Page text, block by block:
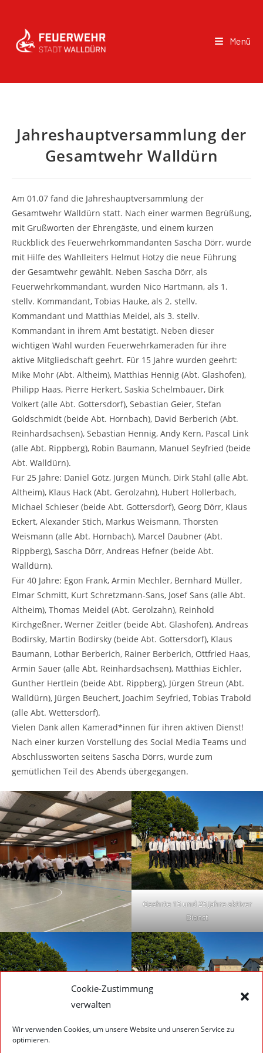
Cookie-Zustimmung
verwalten
Wir verwenden Cookies, um unsere Website und unseren Service zu
optimieren.
Menü
Jahreshauptversammlung der
Gesamtwehr Walldürn
Am 01.07 fand die Jahreshauptversammlung der
Gesamtwehr Walldürn statt. Nach einer warmen Begrüßung,
mit Grußworten der Ehrengäste, und einem kurzen
Rückblick des Feuerwehrkommandanten Sascha Dörr, wurde
mit Hilfe des Wahlleiters Helmut Hotzy die neue Führung
der Gesamtwehr gewählt. Neben Sascha Dörr, als
Feuerwehrkommandant, wurden Nico Hartmann, als 1.
stellv. Kommandant, Tobias Hauke, als 2. stellv.
Kommandant und Matthias Meidel, als 3. stellv.
Kommandant in ihrem Amt bestätigt. Neben dieser
wichtigen Wahl wurden Feuerwehrkameraden für ihre
aktive Mitgliedschaft geehrt. Für 15 Jahre wurden geehrt:
Mike Mohr (Abt. Altheim), Matthias Hennig (Abt. Glashofen),
Philipp Haas, Pierre Herkert, Saskia Schelmbauer, Dirk
Volkert (alle Abt. Gottersdorf), Sebastian Geier, Stefan
Goldschmidt (beide Abt. Hornbach), David Berberich (Abt.
Reinhardsachsen), Sebastian Hennig, Andy Kern, Pascal Link
(alle Abt. Rippberg), Robin Baumann, Manuel Seyfried (beide
Abt. Walldürn).
Für 25 Jahre: Daniel Götz, Jürgen Münch, Dirk Stahl (alle Abt.
Altheim), Klaus Hack (Abt. Gerolzahn), Hubert Hollerbach,
Michael Schieser (beide Abt. Gottersdorf), Georg Dörr, Klaus
Eckert, Alexander Stich, Markus Weismann, Thorsten
Weismann (alle Abt. Hornbach), Marcel Daubner (Abt.
Rippberg), Sascha Dörr, Andreas Hefner (beide Abt.
Walldürn).
Für 40 Jahre: Egon Frank, Armin Mechler, Bernhard Müller,
Elmar Schmitt, Kurt Schretzmann-Sans, Josef Sans (alle Abt.
Altheim), Thomas Meidel (Abt. Gerolzahn), Reinhold
Kirchgeßner, Werner Zeitler (beide Abt. Glashofen), Andreas
Bodirsky, Martin Bodirsky (beide Abt. Gottersdorf), Klaus
Baumann, Lothar Berberich, Rainer Berberich, Ottfried Haas,
Armin Sauer (alle Abt. Reinhardsachsen), Matthias Eichler,
Gunther Hertlein (beide Abt. Rippberg), Jürgen Streun (Abt.
Walldürn), Jürgen Beuchert, Joachim Seyfried, Tobias Trabold
(alle Abt. Wettersdorf).
Vielen Dank allen Kamerad*innen für ihren aktiven Dienst!
Nach einer kurzen Vorstellung des Social Media Teams und
Abschlussworten seitens Sascha Dörrs, wurde zum
gemütlichen Teil des Abends übergegangen.
Geehrte 15 und 25 Jahre aktiver
Dienst
Geehrte 40 Jahre aktiver Dienst